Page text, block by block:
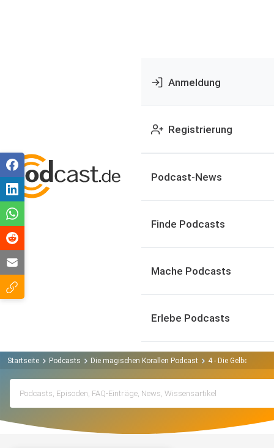
Anmeldung
Registrierung
Podcast-News
Finde Podcasts
Mache Podcasts
Erlebe Podcasts
Startseite Podcasts Die magischen Korallen Podcast 4 - Die Gelbe-